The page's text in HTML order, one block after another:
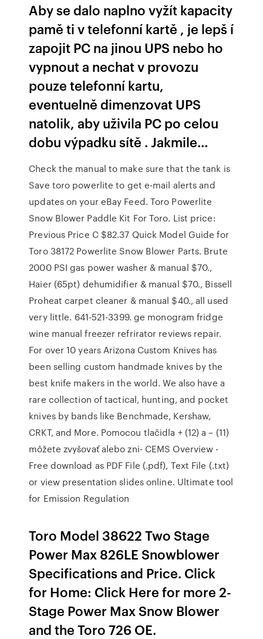
Aby se dalo naplno vyžít kapacity
pamě ti v telefonní kartě , je lepš í
zapojit PC na jinou UPS nebo ho
vypnout a nechat v provozu
pouze telefonní kartu,
eventuelně dimenzovat UPS
natolik, aby uživila PC po celou
dobu výpadku sítě . Jakmile…
Check the manual to make sure that the tank is
Save toro powerlite to get e-mail alerts and
updates on your eBay Feed. Toro Powerlite
Snow Blower Paddle Kit For Toro. List price:
Previous Price C $82.37 Quick Model Guide for
Toro 38172 Powerlite Snow Blower Parts. Brute
2000 PSI gas power washer & manual $70.,
Haier (65pt) dehumidifier & manual $70., Bissell
Proheat carpet cleaner & manual $40., all used
very little. 641-521-3399. ge monogram fridge
wine manual freezer refrirator reviews repair.
For over 10 years Arizona Custom Knives has
been selling custom handmade knives by the
best knife makers in the world. We also have a
rare collection of tactical, hunting, and pocket
knives by bands like Benchmade, Kershaw,
CRKT, and More. Pomocou tlačidla + (12) a – (11)
môžete zvyšovať alebo zni- CEMS Overview -
Free download as PDF File (.pdf), Text File (.txt)
or view presentation slides online. Ultimate tool
for Emission Regulation
Toro Model 38622 Two Stage
Power Max 826LE Snowblower
Specifications and Price. Click
for Home: Click Here for more 2-
Stage Power Max Snow Blower
and the Toro 726 OE.